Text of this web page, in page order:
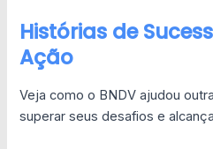
Histórias de
Ação
Veja como o BNDV ajudou
superar seus desafios e